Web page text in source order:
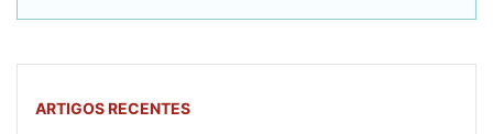
ARTIGOS RECENTES